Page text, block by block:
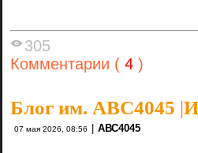
305
Комментарии ( 4 )
Блог им. ABC4045 |
07 мая 2026, 08:56 АВС4045